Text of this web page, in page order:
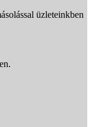
üzleteinkben